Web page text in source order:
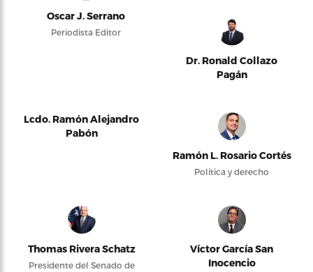
Oscar J. Serrano
Periodista Editor
Dr. Ronald Collazo
Pagán
Lcdo. Ramón Alejandro
Pabón
Ramón L. Rosario Cortés
Política y derecho
Thomas Rivera Schatz
Presidente del Senado de
Víctor García San
Inocencio